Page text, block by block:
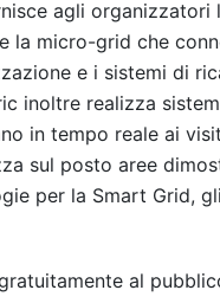
agli
la micro-grid che
e i sistemi di
inoltre realizza
in tempo reale ai
sul posto aree
per la Smart Grid,
al